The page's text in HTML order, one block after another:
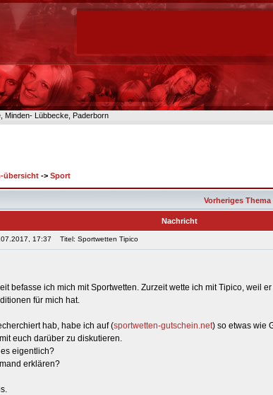
Minden- Lübbecke, Paderborn
übersicht -> Sport
Vorheriges Thema
Nachricht
17:37 Titel: Sportwetten Tipico
befasse ich mich mit Sportwetten. Zurzeit wette ich mit Tipico, weil
für mich hat.
hab, habe ich auf (sportwetten-gutschein.net) so etwas wie
euch darüber zu diskutieren.
eigentlich?
erklären?